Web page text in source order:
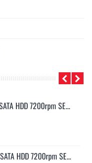
HDD 7200rpm SE...
HDD 7200rpm SE...